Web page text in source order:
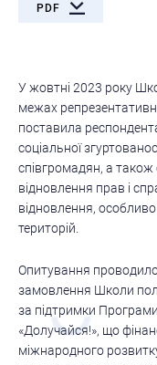
PDF
У жовтні 2023 року
межах
поставила
соціальної
співгромадян, а також
відновлення прав і
відновлення,
територій.
Опитування
замовлення Школи
за підтримки
«Долучайся!», що
міжнародного